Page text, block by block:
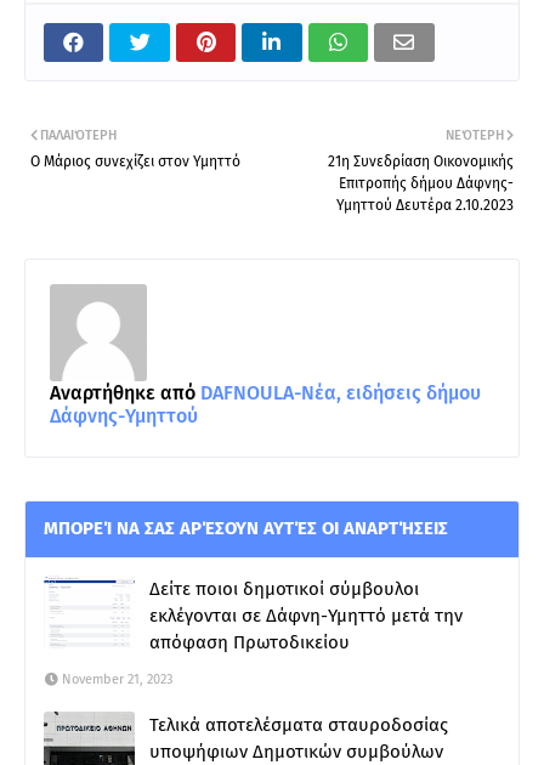
ΝΕΌΤΕΡΗ
21η Συνεδρίαση Οικονομικής
Επιτροπής δήμου Δάφνης-
Υμηττού Δευτέρα 2.10.2023
ΠΑΛΑΙΌΤΕΡΗ
Ο Μάριος συνεχίζει στον Υμηττό
Αναρτήθηκε από DAFNOULA-Νέα, ειδήσεις δήμου
Δάφνης-Υμηττού
ΜΠΟΡΕΊ ΝΑ ΣΑΣ ΑΡΈΣΟΥΝ ΑΥΤΈΣ ΟΙ ΑΝΑΡΤΉΣΕΙΣ
Δείτε ποιοι δημοτικοί σύμβουλοι
εκλέγονται σε Δάφνη-Υμηττό μετά την
απόφαση Πρωτοδικείου
November 21, 2023
Τελικά αποτελέσματα σταυροδοσίας
υποψήφιων Δημοτικών συμβούλων